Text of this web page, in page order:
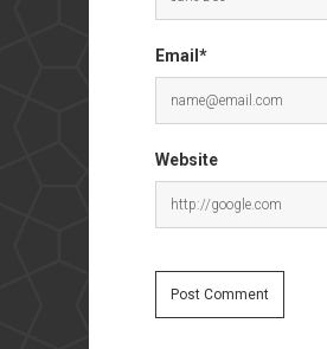
Email*
Website